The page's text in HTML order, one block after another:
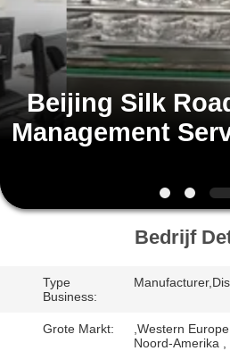
ONGEVEER
ONS
FABRIEKSREIS
CONTACTEER
VERZOEK
Beijing Silk
Management
Bedrijf
Type
Business:
Grote Markt:
,Western
Noord-Amerika